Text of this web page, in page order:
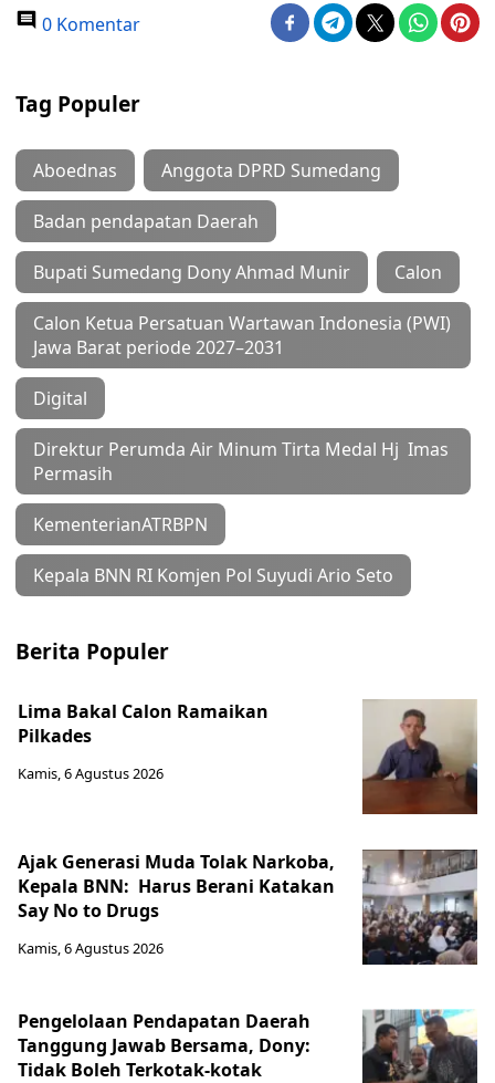
0 Komentar
Tag Populer
Aboednas Anggota DPRD Sumedang
Badan pendapatan Daerah
Bupati Sumedang Dony Ahmad Munir Calon
Calon Ketua Persatuan Wartawan Indonesia (PWI)
Jawa Barat periode 2027–2031
Digital
Direktur Perumda Air Minum Tirta Medal Hj Imas
Permasih
KementerianATRBPN
Kepala BNN RI Komjen Pol Suyudi Ario Seto
Berita Populer
Lima Bakal Calon Ramaikan
Pilkades
Kamis, 6 Agustus 2026
Ajak Generasi Muda Tolak Narkoba,
Kepala BNN: Harus Berani Katakan
Say No to Drugs
Kamis, 6 Agustus 2026
Pengelolaan Pendapatan Daerah
Tanggung Jawab Bersama, Dony:
Tidak Boleh Terkotak-kotak